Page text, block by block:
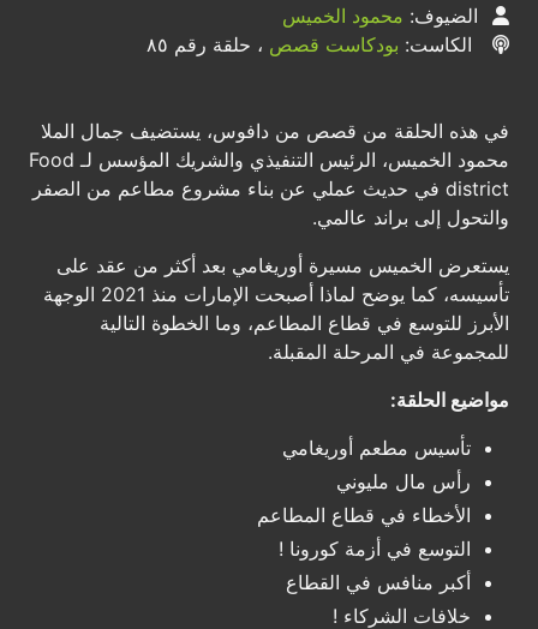
الضيوف: محمود الخميس
الكاست: بودكاست قصص ، حلقة رقم ٨٥
في هذه الحلقة من قصص من دافوس، يستضيف جمال الملا
محمود الخميس، الرئيس التنفيذي والشريك المؤسس لـ Food
district في حديث عملي عن بناء مشروع مطاعم من الصفر
والتحول إلى براند عالمي.
يستعرض الخميس مسيرة أوريغامي بعد أكثر من عقد على
تأسيسه، كما يوضح لماذا أصبحت الإمارات منذ 2021 الوجهة
الأبرز للتوسع في قطاع المطاعم، وما الخطوة التالية
للمجموعة في المرحلة المقبلة.
مواضيع الحلقة:
تأسيس مطعم أوريغامي
رأس مال مليوني
الأخطاء في قطاع المطاعم
التوسع في أزمة كورونا !
أكبر منافس في القطاع
خلافات الشركاء !